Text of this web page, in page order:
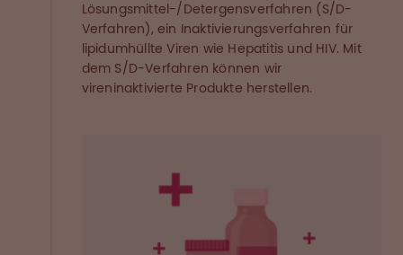
Lösungsmittel-/Detergensverfahren (S/D-
Verfahren), ein Inaktivierungsverfahren für
lipidumhüllte Viren wie Hepatitis und HIV. Mit
dem S/D-Verfahren können wir
vireninaktivierte Produkte herstellen.